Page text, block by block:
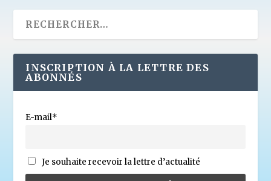
INSCRIPTION À LA LETTRE DES
ABONNÉS
E-mail*
Je souhaite recevoir la lettre d’actualité